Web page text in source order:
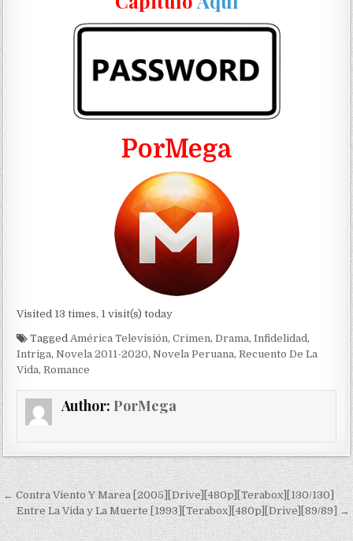
PorMega
Visited 13 times, 1 visit(s) today
Tagged América Televisión,Crimen,Drama,Infidelidad ,
Intriga,Novela 2011-2020,Novela Peruana,Recuento De La
Vida,Romance
Author: PorMega
Navegación de entradas
← Contra Viento Y Marea [2005][Drive][480p][Terabox][130/130]
Entre La Vida y La Muerte [1993][Terabox][480p][Drive][89/89] →